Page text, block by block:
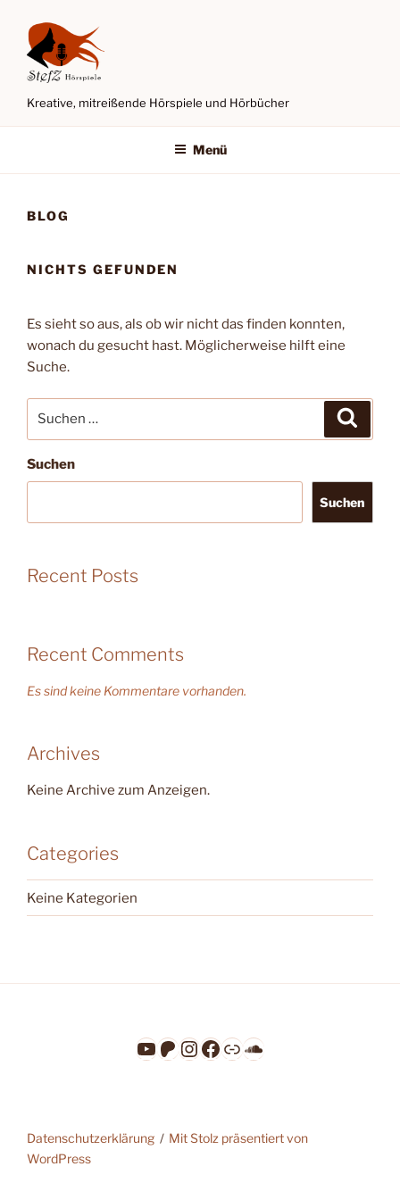
Inhalt
springen
Kreative, mitreißende Hörspiele und Hörbücher
Menü
BLOG
NICHTS GEFUNDEN
Es sieht so aus, als ob wir nicht das finden konnten,
wonach du gesucht hast. Möglicherweise hilft eine
Suche.
nach:
Suchen
Suchen
Recent Posts
Recent Comments
Es sind keine Kommentare vorhanden.
Archives
Keine Archive zum Anzeigen.
Categories
Keine Kategorien
YouTube
Patreon
Instagram
Facebook
LinkSoundCloud
Datenschutzerklärung
Mit Stolz präsentiert von
WordPress